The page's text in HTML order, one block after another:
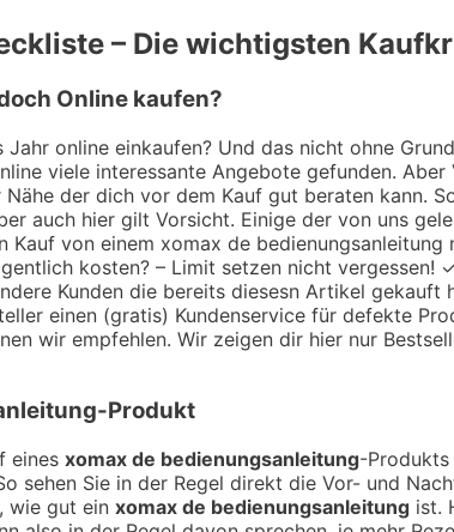
– Die wichtigsten
Online kaufen?
online einkaufen? Und das nicht ohne
viele interessante Angebote gefunden.
der dich vor dem Kauf gut beraten kann.
auch hier gilt Vorsicht. Einige der von uns
von einem xomax de
kosten? – Limit setzen nicht vergessen!
Kunden die bereits diesesn Artikel
einen (gratis) Kundenservice für defekte
wir empfehlen. Wir zeigen dir hier nur
-Produkt
eines xomax de bedienungsanleitung-Produkts
sehen Sie in der Regel direkt die Vor- und
wie gut ein xomax de bedienungsanleitung ist.